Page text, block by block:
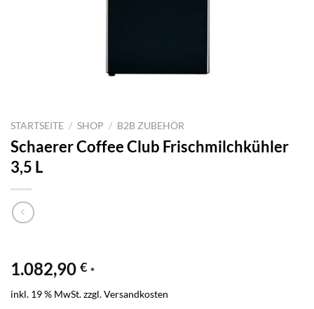
STARTSEITE / SHOP / B2B ZUBEHÖR
Schaerer Coffee Club Frischmilchkühler
3,5 L
1.082,90 € *
inkl. 19 % MwSt.zzgl.Versandkosten